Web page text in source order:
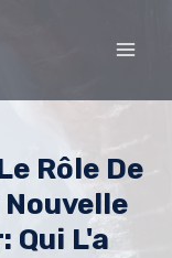
Rôle De
Qui L'a